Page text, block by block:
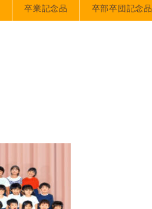
卒業記念品 卒部卒団記念品